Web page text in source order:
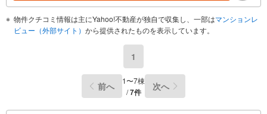
物件クチコミ情報は主にYahoo!不動産が独自で収集し、一部はマンションレ
ビュー（外部サイト） から提供されたものを表示しています。
1
前へ
1〜7棟
/7件 次へ